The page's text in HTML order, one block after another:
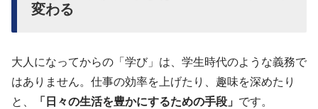
変わる
大人になってからの「学び」は、学生時代のような義務で
はありません。仕事の効率を上げたり、趣味を深めたり
と、
「日々の生活を豊かにするための手段」 です。